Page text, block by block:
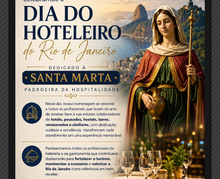
experiência de visitantes que chegam para esses
eventos. Entre essas iniciativas, destacam-se o
Lounge G20 e o Espaço de Apoio ao Turista #tônoRio,
ambos com o objetivo de oferecer informações, apoio
e serviços que facilitam a estadia e promovem o
turismo em todo o estado.
O Lounge G20, localizado no Aeroporto Internacional
Tom Jobim (Galeão), foi criado como uma vitrine
interativa que destaca a diversidade turística das 12
regiões do estado do Rio de Janeiro. Com uma
estrutura moderna, o espaço conta com telões e
totens que exibem conteúdos audiovisuais,
promovendo as belezas naturais, culturais e
gastronômicas do estado. Além disso, uma equipe